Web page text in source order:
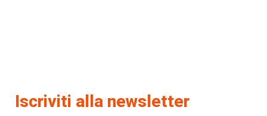
Iscriviti alla newsletter